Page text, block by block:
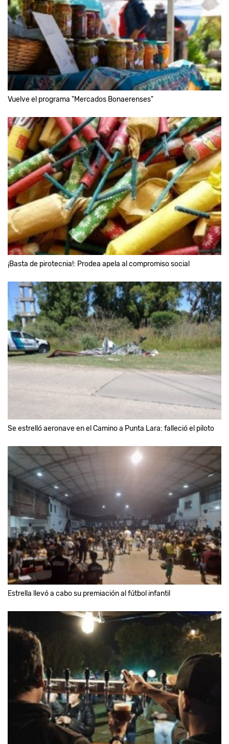
Vuelve el programa "Mercados Bonaerenses"
¡Basta de pirotecnia!: Prodea apela al compromiso social
Se estrelló aeronave en el Camino a Punta Lara: falleció el piloto
Estrella llevó a cabo su premiación al fútbol infantil